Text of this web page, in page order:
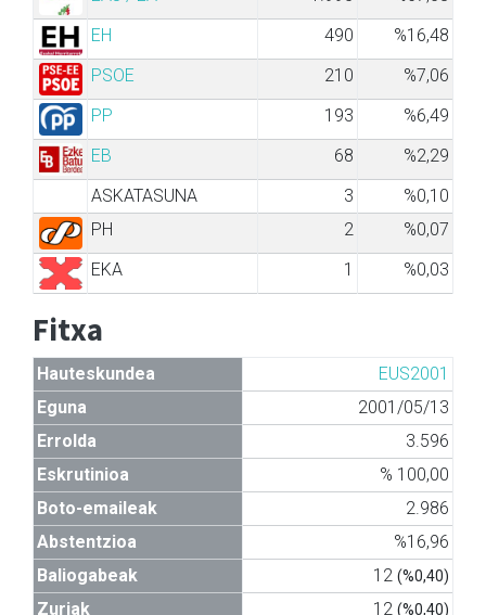
EH
490
%16,48
PSOE
210
%7,06
PP
193
%6,49
EB
68
%2,29
ASKATASUNA
3
%0,10
PH
2
%0,07
EKA
1 %0,03
Fitxa
Hauteskundea
EUS2001
Eguna
2001/05/13
Errolda
3.596
Eskrutinioa
% 100,00
Boto-emaileak
2.986
Abstentzioa
%16,96
Baliogabeak
12 (%0,40)
Zuriak 12 (%0,40)